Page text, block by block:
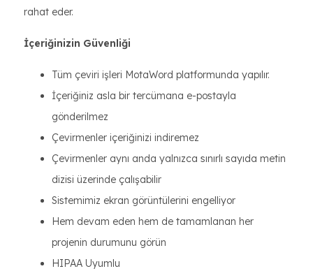
rahat eder.
İçeriğinizin Güvenliği
Tüm çeviri işleri MotaWord platformunda yapılır.
İçeriğiniz asla bir tercümana e-postayla
gönderilmez
Çevirmenler içeriğinizi indiremez
Çevirmenler aynı anda yalnızca sınırlı sayıda metin
dizisi üzerinde çalışabilir
Sistemimiz ekran görüntülerini engelliyor
Hem devam eden hem de tamamlanan her
projenin durumunu görün
HIPAA Uyumlu